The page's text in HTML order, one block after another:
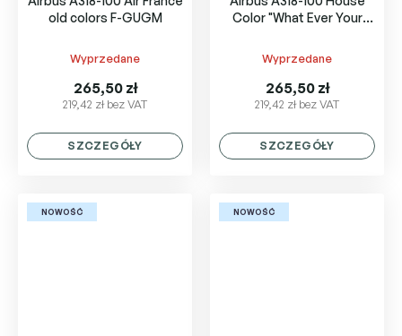
old colors F-GUGM
Wyprzedane
219,42 zł bez VAT
265,50 zł
SZCZEGÓŁY
Color "What Ever Your
Wyprzedane
219,42 zł bez VAT
265,50 zł
SZCZEGÓŁY
NOWOŚĆ NOWOŚĆ